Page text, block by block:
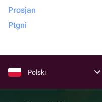
Prosjan
Ptgni
Polski